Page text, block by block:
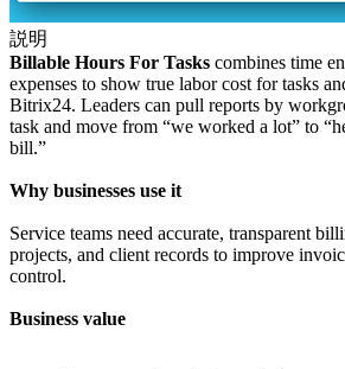
説明
Billable Hours For Tasks combines time
expenses to show true labor cost for tasks
Bitrix24. Leaders can pull reports by
task and move from “we worked a lot” to
bill.”
Why businesses use it
Service teams need accurate, transparent
projects, and client records to improve
control.
Business value